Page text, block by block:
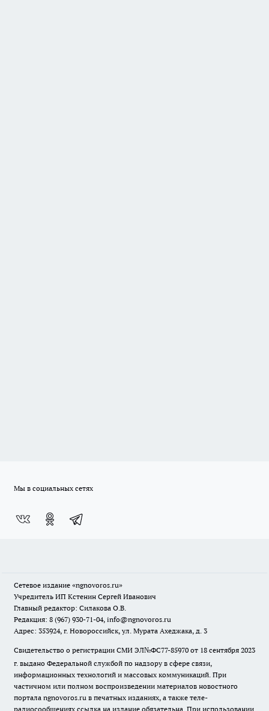
Мы в социальных сетях
Сетевое издание «ngnovoros.ru»
Учредитель ИП Кстенин Сергей Иванович
Главный редактор: Силакова О.В.
Редакция: 8 (967) 930-71-04, info@ngnovoros.ru
Адрес: 353924, г. Новороссийск, ул. Мурата Ахеджака, д. 3
Свидетельство о регистрации СМИ ЭЛ№ФС77-85970 от 18 сентября 2023
г. выдано Федеральной службой по надзору в сфере связи,
информационных технологий и массовых коммуникаций. При
частичном или полном воспроизведении материалов новостного
портала ngnovoros.ru в печатных изданиях, а также теле-
радиосообщениях ссылка на издание обязательна. При использовании